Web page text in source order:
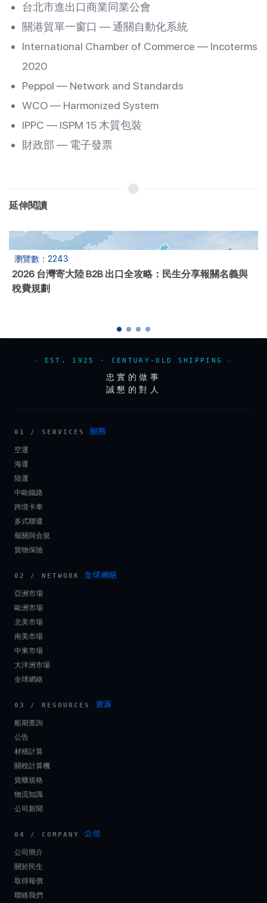
台北市進出口商業同業公會
關港貿單一窗口 — 通關自動化系統
International Chamber of Commerce — Incoterms
2020
Peppol — Network and Standards
WCO — Harmonized System
IPPC — ISPM 15 木質包裝
財政部 — 電子發票
延伸閱讀
瀏覽數：2012
B/L 提單 6 大種類：正本、電放、Waybill 怎麼選
EST. 1925 · CENTURY-OLD SHIPPING
忠實的做事
誠懇的對人
01 / SERVICES 服務
空運
海運
陸運
中歐鐵路
跨境卡車
多式聯運
報關與合規
貨物保險
02 / NETWORK 全球網絡
亞洲市場
歐洲市場
北美市場
南美市場
中東市場
大洋洲市場
全球網絡
03 / RESOURCES 資源
船期查詢
公告
材積計算
關稅計算機
貨櫃規格
物流知識
公司新聞
04 / COMPANY 公司
公司簡介
關於民生
取得報價
聯絡我們